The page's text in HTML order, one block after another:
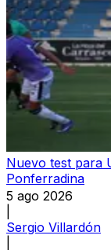
Nuevo test para
Ponferradina
5 ago 2026
Sergio Villardón